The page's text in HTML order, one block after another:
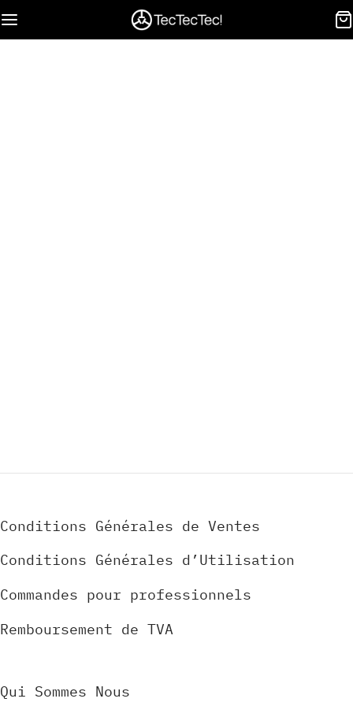
Conditions Générales de Ventes
Conditions Générales d’Utilisation
Commandes pour professionnels
Remboursement de TVA
Qui Sommes Nous